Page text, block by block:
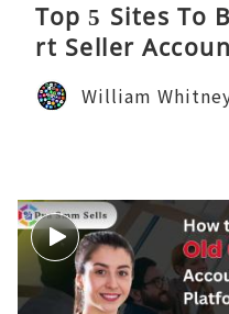
Top 5 Sites To
rt Seller
William